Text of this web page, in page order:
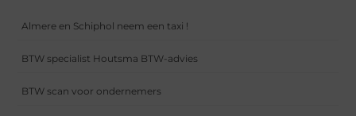
Almere en Schiphol neem een taxi !
BTW specialist Houtsma BTW-advies
BTW scan voor ondernemers